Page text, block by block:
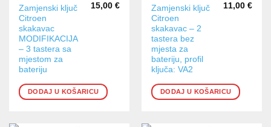
Zamjenski ključ
Citroen
skakavac
MODIFIKACIJA
– 3 tastera sa
mjestom za
bateriju
15,00 €
DODAJ U KOŠARICU
Zamjenski ključ
Citroen
skakavac – 2
tastera bez
mjesta za
bateriju, profil
ključa: VA2
11,00 €
DODAJ U KOŠARICU